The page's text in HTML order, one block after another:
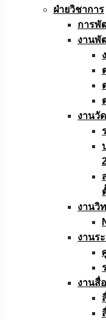
ฝ่ายวิชาการ
การพั
งานพั
งานวั
งานวิ
งานร
งานสื่